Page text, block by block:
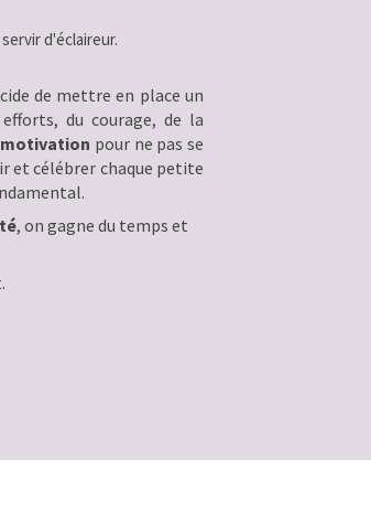
d'éclaireur.
de mettre en place un
du courage, de la
pour ne pas se
et célébrer chaque petite
, on gagne du temps et